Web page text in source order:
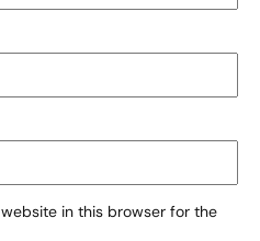
in this browser for the